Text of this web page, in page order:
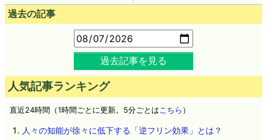
過去の記事
過去記事を見る
人気記事ランキング
直近24時間（1時間ごとに更新。5分ごとはこちら ）
人々の知能が徐々に低下する「逆フリン効果」とは？